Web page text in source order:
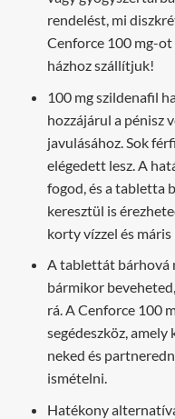
rendelést, mi
Cenforce 100 mg-ot
házhoz szállítjuk!
100 mg szildenafil
hozzájárul a pénisz
javulásához. Sok
elégedett lesz. A
fogod, és a tabletta
keresztül is
korty vízzel és
A tablettát bárhová
bármikor
rá. A Cenforce 100
segédeszköz,
neked és
ismételni.
Hatékony